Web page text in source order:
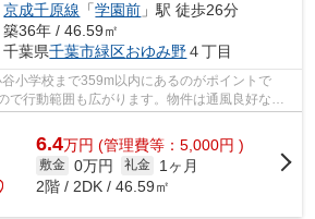
京成千原線 「学園前 」駅 徒歩26分
築36年 / 46.59㎡
千葉県千葉市緑区おゆみ野４丁目
小学校まで359m以内にあるのがポイントで
で行動範囲も広がります。物件は通風良好な空
物件なので、ネ...
6.4万円 (管理費等：5,000円 )
敷金 0万円 礼金
1ヶ月
2階 / 2DK / 46.59㎡